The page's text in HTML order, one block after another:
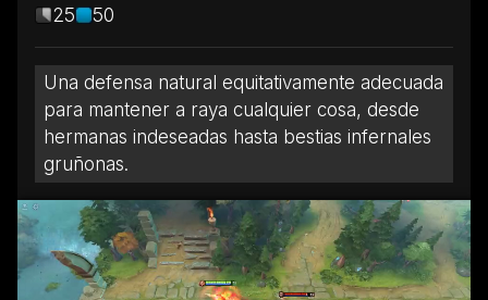
25
50
Una defensa natural equitativamente adecuada
para mantener a raya cualquier cosa, desde
hermanas indeseadas hasta bestias infernales
gruñonas.